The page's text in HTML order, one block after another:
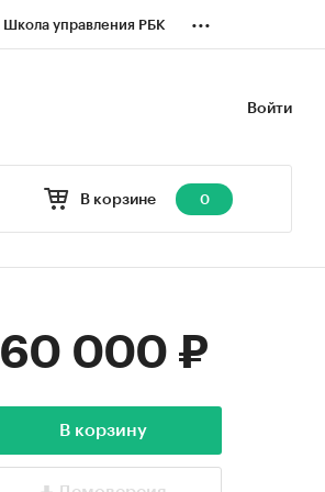
Школа управления РБК ...
Войти
В корзине 0
60 000 ₽
В корзину